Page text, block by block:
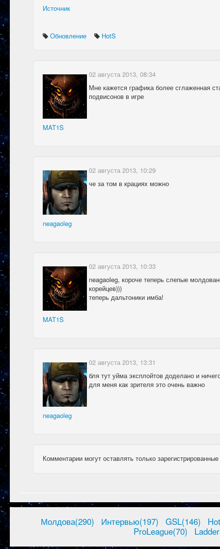
Источник
Обновление HotS
MAT1S
02 августа 2013, 08:34
Мне кажется графика более сглаженная
подвисонов в игре
neagaoleg
02 августа 2013, 10:29
че за том в крациях можно
MAT1S
02 августа 2013, 10:33
neagaoleg, короче теперь слепые
корейцев)))
теперь дальтоники имба!
neagaoleg
02 августа 2013, 13:31
бля тут уйма эксплойтов доделано и
для меня как зрителя это очень важно
Комментарии могут оставлять только
Молдова(290) Интервью(197) GSL(146)
ProLeague(70)